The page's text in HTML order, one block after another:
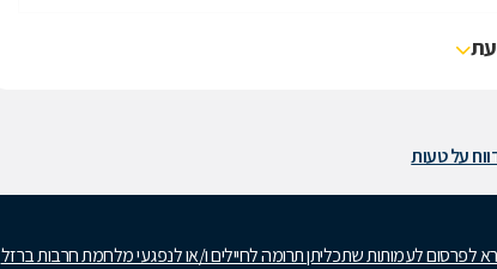
על טעות
לפרסום לעמותות שתכליתן תרומה לחיילים ו/או לנפגעי מלחמת חרבות ברזל